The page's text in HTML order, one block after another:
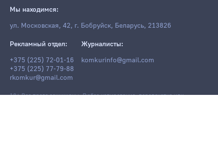
Мы находимся:
ул. Московская, 42, г. Бобруйск, Беларусь, 213826
Рекламный отдел:
+375 (225) 72-01-16
+375 (225) 77-79-88
rkomkur@gmail.com
Журналисты:
komkurinfo@gmail.com
18+ Все права защищены. Любое копирование, перепечатка или